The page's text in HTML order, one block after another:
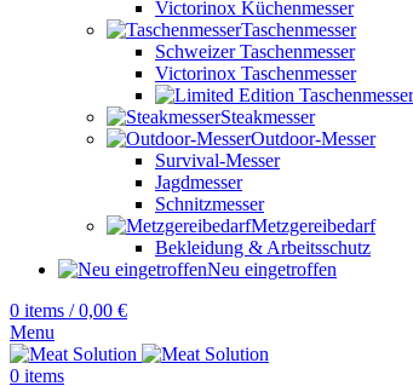
Victorinox Küchenmesser
Taschenmesser
Schweizer Taschenmesser
Victorinox Taschenmesser
Steakmesser
Outdoor-Messer
Survival-Messer
Jagdmesser
Schnitzmesser
Metzgereibedarf
Bekleidung & Arbeitsschutz
Neu eingetroffen
0 items / 0,00 €
Menu
0 items